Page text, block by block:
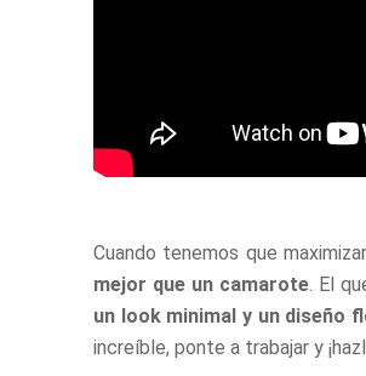
Cuando tenemos que
mejor que un camarote . El
un look minimal y un diseño
increíble, ponte a trabajar y